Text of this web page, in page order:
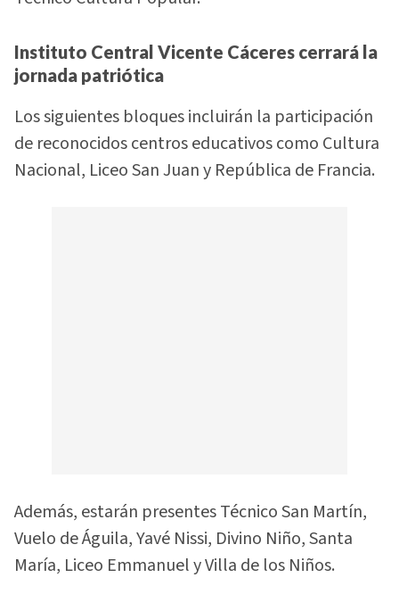
Instituto Central Vicente Cáceres cerrará la
jornada patriótica
Los siguientes bloques incluirán la participación
de reconocidos centros educativos como Cultura
Nacional, Liceo San Juan y República de Francia.
Además, estarán presentes Técnico San Martín,
Vuelo de Águila, Yavé Nissi, Divino Niño, Santa
María, Liceo Emmanuel y Villa de los Niños.